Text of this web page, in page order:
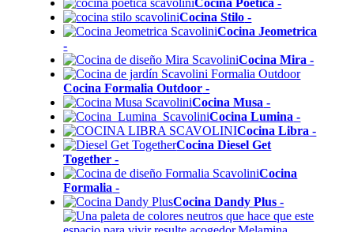
Cocina Stilo -
Cocina Jeometrica
-
Cocina Mira -
Cocina Formalia Outdoor -
Cocina Musa -
Cocina Lumina -
Cocina Libra -
Cocina Diesel Get
Together -
Cocina
Formalia -
Cocina Dandy Plus -